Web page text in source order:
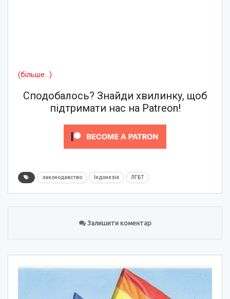
(більше…)
Сподобалось? Знайди хвилинку, щоб
підтримати нас на Patreon!
законодавство Індонезія ЛГБТ
Залишити коментар